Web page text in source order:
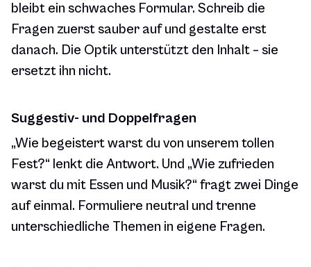
bleibt ein schwaches Formular. Schreib die
Fragen zuerst sauber auf und gestalte erst
danach. Die Optik unterstützt den Inhalt – sie
ersetzt ihn nicht.
Suggestiv- und Doppelfragen
„Wie begeistert warst du von unserem tollen
Fest?“ lenkt die Antwort. Und „Wie zufrieden
warst du mit Essen und Musik?“ fragt zwei Dinge
auf einmal. Formuliere neutral und trenne
unterschiedliche Themen in eigene Fragen.